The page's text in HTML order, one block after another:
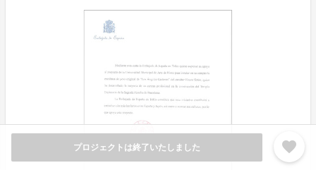
プロジェクトは終了いたしました favorite